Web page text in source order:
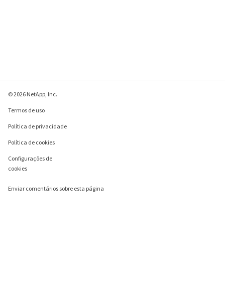
© 2026 NetApp, Inc.
Termos de uso
Política de privacidade
Política de cookies
Configurações de
cookies
Enviar comentários sobre esta página